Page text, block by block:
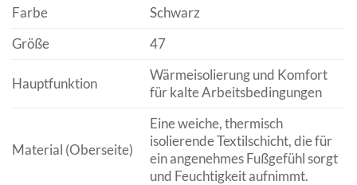
Farbe
Schwarz
Größe
47
Hauptfunktion
Wärmeisolierung und Komfort
für kalte Arbeitsbedingungen
Material (Oberseite)
Eine weiche, thermisch
isolierende Textilschicht, die für
ein angenehmes Fußgefühl sorgt
und Feuchtigkeit aufnimmt.